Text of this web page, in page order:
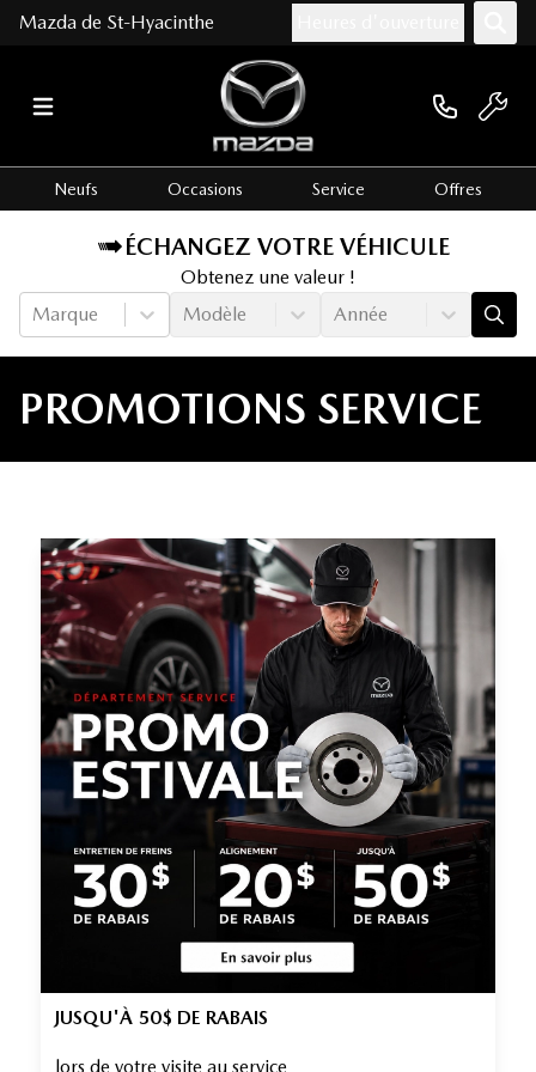
Mazda de St-Hyacinthe
Neufs Occasions Service Offres
ÉCHANGEZ VOTRE VÉHICULE
Obtenez une valeur !
Marque
Modèle Année
PROMOTIONS SERVICE
JUSQU'À 50$ DE RABAIS
lors de votre visite au service